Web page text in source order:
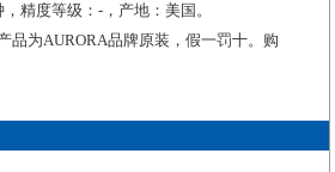
精度等级：-，产地：美国。
品为AURORA品牌原装，假一罚十。购